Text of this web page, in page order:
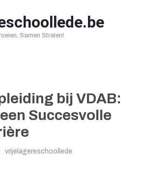
Samen Stralen!
bij VDAB:
Succesvolle
vrijelagereschoollede